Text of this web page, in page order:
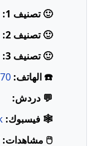
🙂 تصنيف 1:
🙂 تصنيف 2:
🙂 تصنيف 3:
☎️ الهاتف:
💬 دردش:
🕸️ فيسبوك:
🖱️ مشاهدات: